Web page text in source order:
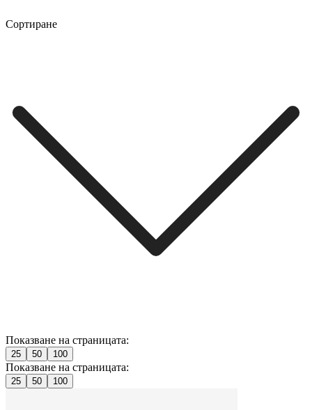
Сортиране
Показване на страницата:
25 50 100
Показване на страницата:
25 50 100